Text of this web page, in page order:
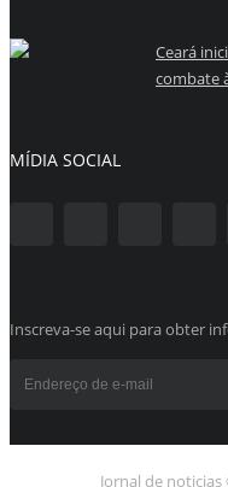
Ceará
combate
MÍDIA SOCIAL
Inscreva-se aqui para obter
Jornal de